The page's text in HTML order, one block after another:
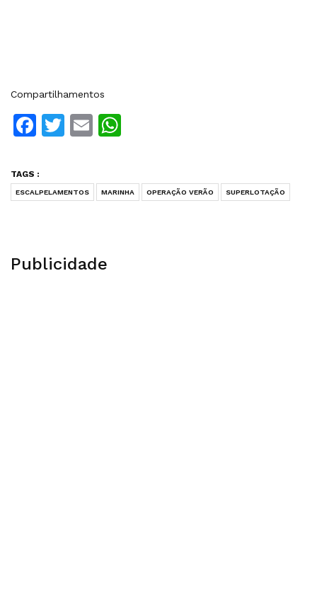
Compartilhamentos
Facebook
Twitter
Email
TAGS :
ESCALPELAMENTOS MARINHA OPERAÇÃO VERÃO SUPERLOTAÇÃO
Publicidade